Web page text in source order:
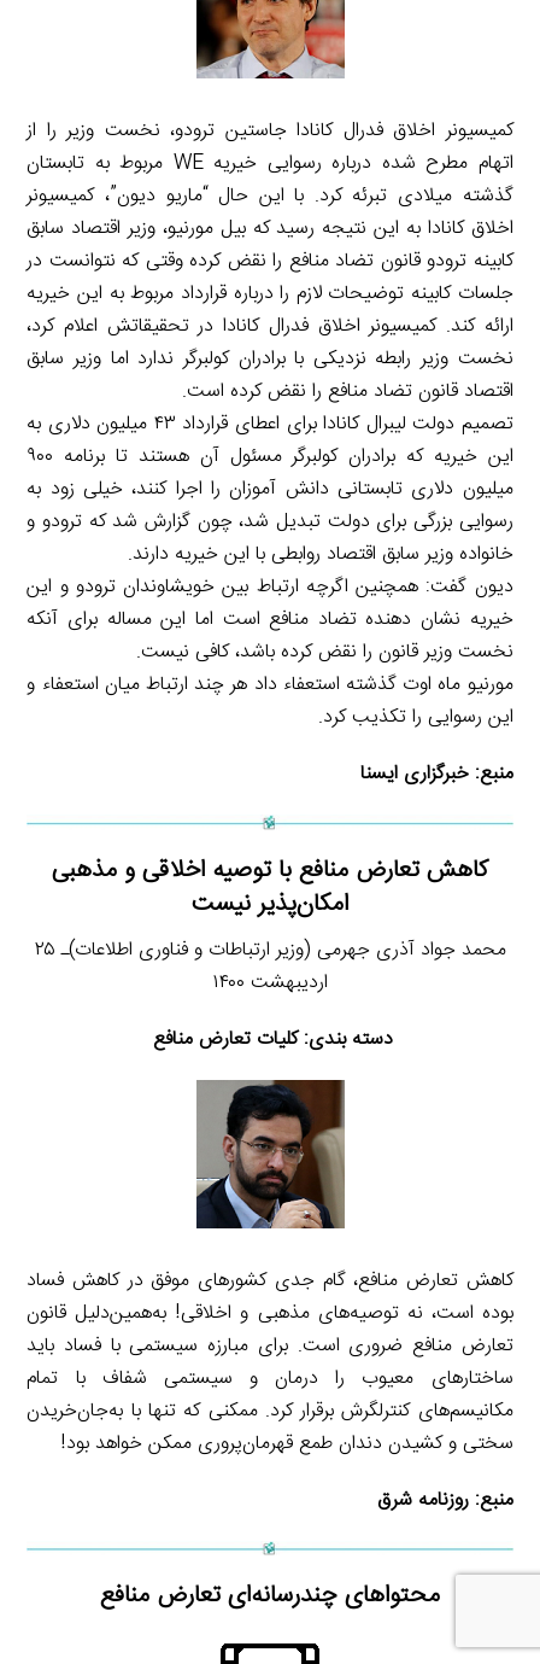
کمیسیونر اخلاق فدرال کانادا جاستین ترودو، نخست وزیر را از
اتهام مطرح شده درباره رسوایی خیریه WE مربوط به تابستان
گذشته میلادی تبرئه کرد. با این حال “ماریو دیون”، کمیسیونر
اخلاق کانادا به این نتیجه رسید که بیل مورنیو، وزیر اقتصاد سابق
کابینه ترودو قانون تضاد منافع را نقض کرده وقتی که نتوانست در
جلسات کابینه توضیحات لازم را درباره قرارداد مربوط به این خیریه
ارائه کند. کمیسیونر اخلاق فدرال کانادا در تحقیقاتش اعلام کرد،
نخست وزیر رابطه نزدیکی با برادران کولبرگر ندارد اما وزیر سابق
اقتصاد قانون تضاد منافع را نقض کرده است.
تصمیم دولت لیبرال کانادا برای اعطای قرارداد ۴۳ میلیون دلاری به
این خیریه که برادران کولبرگر مسئول آن هستند تا برنامه ۹۰۰
میلیون دلاری تابستانی دانش آموزان را اجرا کنند، خیلی زود به
رسوایی بزرگی برای دولت تبدیل شد، چون گزارش شد که ترودو و
خانواده وزیر سابق اقتصاد روابطی با این خیریه دارند.
دیون گفت: همچنین اگرچه ارتباط بین خویشاوندان ترودو و این
خیریه نشان دهنده تضاد منافع است اما این مساله برای آنکه
نخست وزیر قانون را نقض کرده باشد، کافی نیست.
مورنیو ماه اوت گذشته استعفاء داد هر چند ارتباط میان استعفاء و
این رسوایی را تکذیب کرد.
منبع:خبرگزاری ایسنا
کاهش تعارض منافع با توصیه اخلاقی و مذهبی
امکان‌پذیر نیست
محمد جواد آذری جهرمی (وزیر ارتباطات و فناوری اطلاعات)ـ ۲۵
اردیبهشت ۱۴۰۰
دسته بندی: کلیات تعارض منافع
کاهش تعارض منافع، گام جدی کشورهای موفق در کاهش فساد
بوده است، نه توصیه‌های مذهبی و اخلاقی! به‌همین‌دلیل قانون
تعارض منافع ضروری است. برای مبارزه سیستمی با فساد باید
ساختارهای معیوب را درمان و سیستمی شفاف با تمام
مکانیسم‌های کنترلگرش برقرار کرد. ممکنی که تنها با به‌جان‌خریدن
سختی و کشیدن دندان طمع قهرمان‌پروری ممکن خواهد بود!
منبع:روزنامه شرق
محتواهای چندرسانه‌ای تعارض منافع